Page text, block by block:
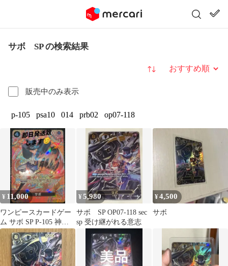
サボ SP の検索結果
販売中のみ表示
並び替え
p-105 psa10 014 prb02 op07-118
¥ 11,000
ワンピースカードゲー
ム サボ SP P-105 神の
島の冒険
¥5,980
サボ SP OP07-118 sec
sp 受け継がれる意志
¥4,500
サボ